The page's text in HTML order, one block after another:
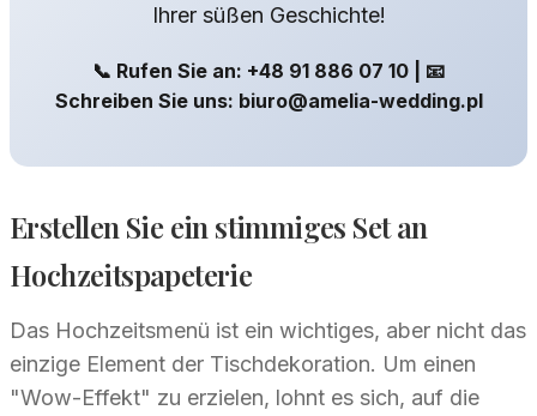
Ihrer süßen Geschichte!
📞 Rufen Sie an: +48 91 886 07 10 | 📧
Schreiben Sie uns: biuro@amelia-wedding.pl
Erstellen Sie ein stimmiges Set an
Hochzeitspapeterie
Das Hochzeitsmenü ist ein wichtiges, aber nicht das
einzige Element der Tischdekoration. Um einen
"Wow-Effekt" zu erzielen, lohnt es sich, auf die